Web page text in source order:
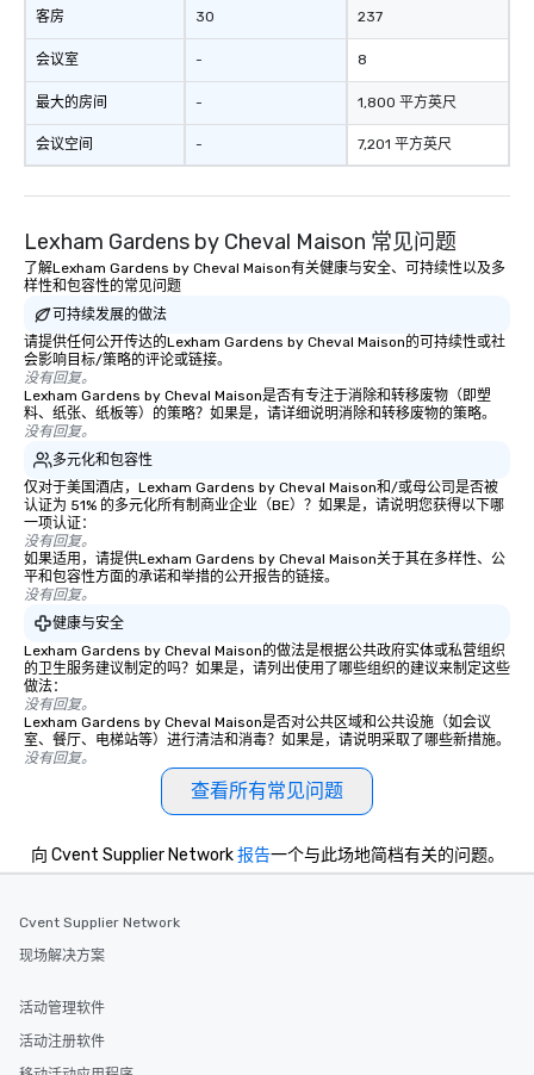
客房
会议室
最大的房间
会议空间
30
-
-
-
237
8
1,800 平方英尺
7,201 平方英尺
Lexham Gardens by Cheval Maison 常见问题
了解Lexham Gardens by Cheval Maison有关健康与安全、可持续性以及多
样性和包容性的常见问题
可持续发展的做法
请提供任何公开传达的Lexham Gardens by Cheval Maison的可持续性或社
会影响目标/策略的评论或链接。
没有回复。
Lexham Gardens by Cheval Maison是否有专注于消除和转移废物（即塑
料、纸张、纸板等）的策略？如果是，请详细说明消除和转移废物的策略。
没有回复。
多元化和包容性
仅对于美国酒店，Lexham Gardens by Cheval Maison和/或母公司是否被
认证为 51% 的多元化所有制商业企业（BE）？如果是，请说明您获得以下哪
一项认证：
没有回复。
如果适用，请提供Lexham Gardens by Cheval Maison关于其在多样性、公
平和包容性方面的承诺和举措的公开报告的链接。
没有回复。
健康与安全
Lexham Gardens by Cheval Maison的做法是根据公共政府实体或私营组织
的卫生服务建议制定的吗？如果是，请列出使用了哪些组织的建议来制定这些
做法：
没有回复。
Lexham Gardens by Cheval Maison是否对公共区域和公共设施（如会议
室、餐厅、电梯站等）进行清洁和消毒？如果是，请说明采取了哪些新措施。
没有回复。
查看所有常见问题
向 Cvent Supplier Network报告一个与此场地简档有关的问题。
Cvent Supplier Network
现场解决方案
活动管理软件
活动注册软件